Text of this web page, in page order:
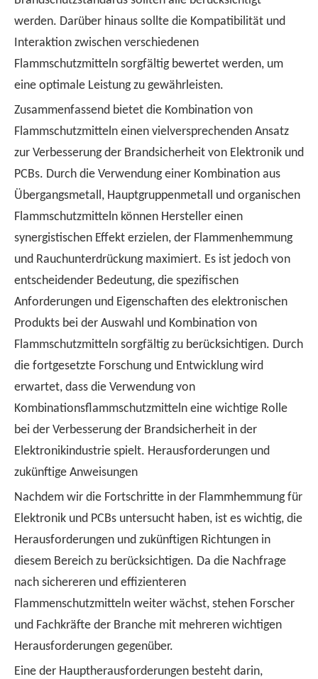
werden. Darüber hinaus sollte die Kompatibilität und
Interaktion zwischen verschiedenen
Flammschutzmitteln sorgfältig bewertet werden, um
eine optimale Leistung zu gewährleisten.
Zusammenfassend bietet die Kombination von
Flammschutzmitteln einen vielversprechenden Ansatz
zur Verbesserung der Brandsicherheit von Elektronik und
PCBs. Durch die Verwendung einer Kombination aus
Übergangsmetall, Hauptgruppenmetall und organischen
Flammschutzmitteln können Hersteller einen
synergistischen Effekt erzielen, der Flammenhemmung
und Rauchunterdrückung maximiert. Es ist jedoch von
entscheidender Bedeutung, die spezifischen
Anforderungen und Eigenschaften des elektronischen
Produkts bei der Auswahl und Kombination von
Flammschutzmitteln sorgfältig zu berücksichtigen. Durch
die fortgesetzte Forschung und Entwicklung wird
erwartet, dass die Verwendung von
Kombinationsflammschutzmitteln eine wichtige Rolle
bei der Verbesserung der Brandsicherheit in der
Elektronikindustrie spielt. Herausforderungen und
zukünftige Anweisungen
Nachdem wir die Fortschritte in der Flammhemmung für
Elektronik und PCBs untersucht haben, ist es wichtig, die
Herausforderungen und zukünftigen Richtungen in
diesem Bereich zu berücksichtigen. Da die Nachfrage
nach sichereren und effizienteren
Flammenschutzmitteln weiter wächst, stehen Forscher
und Fachkräfte der Branche mit mehreren wichtigen
Herausforderungen gegenüber.
Eine der Hauptherausforderungen besteht darin,